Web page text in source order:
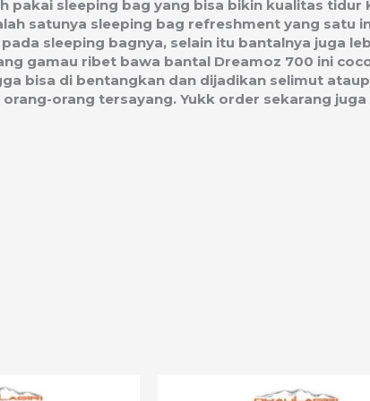
sleeping bag yang bisa bikin kualitas
satunya sleeping bag refreshment yang satu
sleeping bagnya, selain itu bantalnya juga
gamau ribet bawa bantal Dreamoz 700 ini
bisa di bentangkan dan dijadikan selimut
orang tersayang. Yukk order sekarang